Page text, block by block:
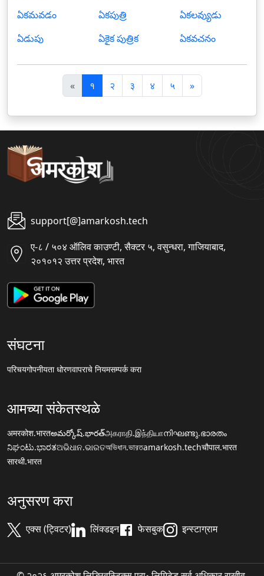
ఏకమవడం
ఏడుపు
ఏకపుత్రి
ఏకైక పుత్రిక
ఏకలవ్యుడు
ఏకవచనం
«पि
छ
ला
१ २ ३ ४ ५ »अ
ग
ला
support[@]amarkosh.tech
ए-८ / ५०४ ऑलिव काउण्टी, सैक्टर ५, वसुन्धरा, गाजियाबाद,
२०१०१२ उत्तर प्रदेश, भारत
संघटना
परिचयगोपनीयता धोरणवापराचे नियमसम्पर्क करा
आमच्या संकेतस्थळे
अमरकोश.भारतఅమర్కోష్.భారత్அகராதி.இந்தியாനിഘണ്ടു.ഭാരതം
ನಿಘಂಟು.ಭಾರತଅଭିଧାନ.ଭାରତঅভিধান.ভারতamarkosh.techचौपाल.भारत
सारथी.भारत
अनुसरण करा
एक्स (ट्विटर) लिंक्डइन फेसबुक इन्स्टाग्राम